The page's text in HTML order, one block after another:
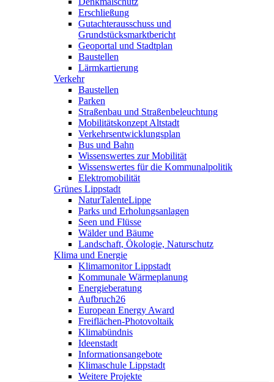
Erschließung
Gutachterausschuss und
Grundstücksmarktbericht
Geoportal und Stadtplan
Baustellen
Lärmkartierung
Verkehr
Baustellen
Parken
Straßenbau und Straßenbeleuchtung
Mobilitätskonzept Altstadt
Verkehrsentwicklungsplan
Bus und Bahn
Wissenswertes zur Mobilität
Wissenswertes für die Kommunalpolitik
Elektromobilität
Grünes Lippstadt
NaturTalenteLippe
Parks und Erholungsanlagen
Seen und Flüsse
Wälder und Bäume
Landschaft, Ökologie, Naturschutz
Klima und Energie
Klimamonitor Lippstadt
Kommunale Wärmeplanung
Energieberatung
Aufbruch26
European Energy Award
Freiflächen-Photovoltaik
Klimabündnis
Ideenstadt
Informationsangebote
Klimaschule Lippstadt
Weitere Projekte